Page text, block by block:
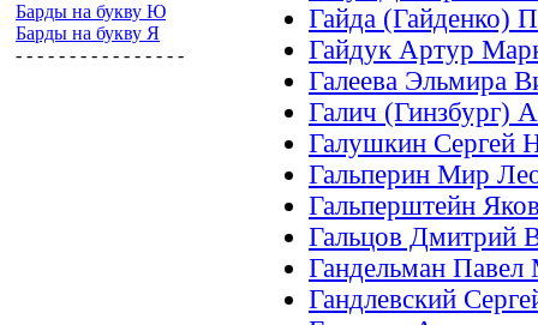
Барды на букву Ю
Барды на букву Я
- - - - - - - - - - - - - - - -
Гайда (Гайденко)
Гайдук Артур
Галеева Эльмира
Галич (Гинзбург)
Галушкин Сергей
Гальперин Мир
Гальперштейн
Гальцов Дмитрий
Гандельман Павел
Гандлевский